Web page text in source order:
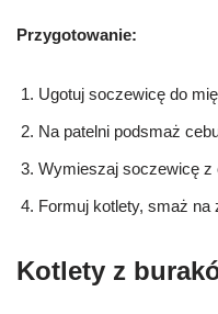
Przygotowanie:
Ugotuj soczewicę do
Na patelni podsmaż
Wymieszaj soczewicę z
Formuj kotlety, smaż na
Kotlety z